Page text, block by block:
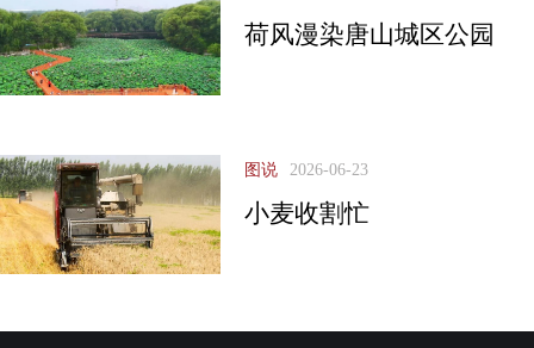
荷风漫染唐山城区公园
图说 2026-06-23
小麦收割忙